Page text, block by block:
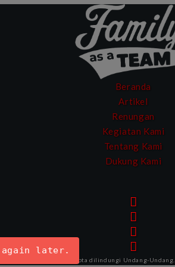
Beranda
Artikel
Renungan
Kegiatan Kami
Tentang Kami
Dukung Kami
. Hak cipta dilindungi Undang-Undang.
again later.